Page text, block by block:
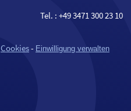
Tel. : +49 3471 300 23 10
Cookies- Einwilligung verwalten